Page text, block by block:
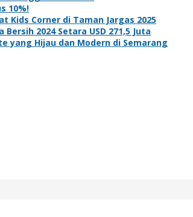
10%!
Kids Corner di Taman Jargas 2025
Bersih 2024 Setara USD 271,5 Juta
yang Hijau dan Modern di Semarang